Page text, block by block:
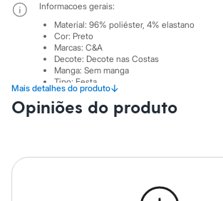
Meias
Pijamas
Sutiãs e Tops
Moda praia
Biquínis
Saídas de praia
Personagens
Plus size
Jeans
Mais detalhes do produto↓
Informacoes gerais:
Material: 96% poliéster, 4% elastano
Cor: Preto
Marcas: C&A
Decote: Decote nas Costas
Manga: Sem manga
Tipo: Festa
Gênero: Feminino
Cuidados com a peca:
Secar em secadora.
Opiniões do produto